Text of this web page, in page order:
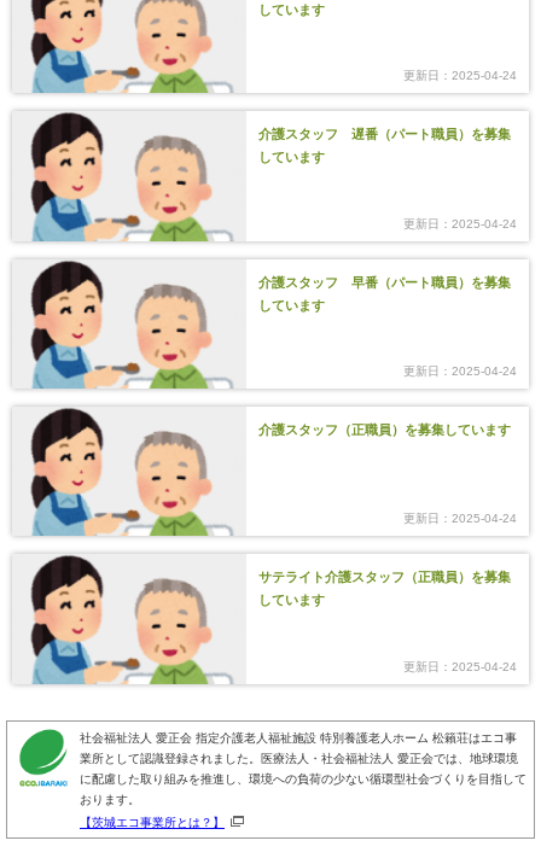
しています
更新日：2025-04-24
介護スタッフ 遅番（パート職員）を募集
しています
更新日：2025-04-24
介護スタッフ 早番（パート職員）を募集
しています
更新日：2025-04-24
介護スタッフ（正職員）を募集しています
更新日：2025-04-24
サテライト介護スタッフ（正職員）を募集
しています
更新日：2025-04-24
社会福祉法人 愛正会 指定介護老人福祉施設 特別養護老人ホーム 松籟荘はエコ事
業所として認識登録されました。医療法人・社会福祉法人 愛正会では、地球環境
に配慮した取り組みを推進し、環境への負荷の少ない循環型社会づくりを目指して
おります。
【茨城エコ事業所とは？】